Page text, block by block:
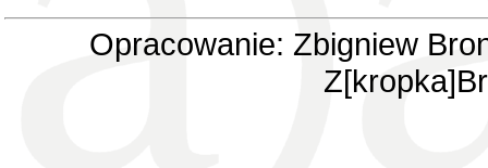
Opracowanie: Zbigniew